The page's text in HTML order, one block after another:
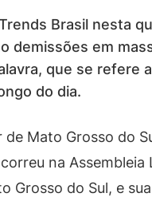
Brasil nesta
demissões em
que se refere
do dia.
Mato Grosso do
na Assembleia
Grosso do Sul, e